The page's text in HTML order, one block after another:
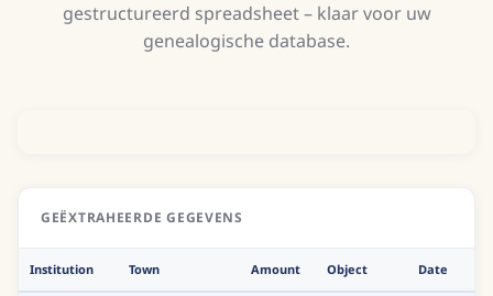
gestructureerd spreadsheet – klaar voor uw
genealogische database.
GEËXTRAHEERDE GEGEVENS
Institution Town Amount Object Date